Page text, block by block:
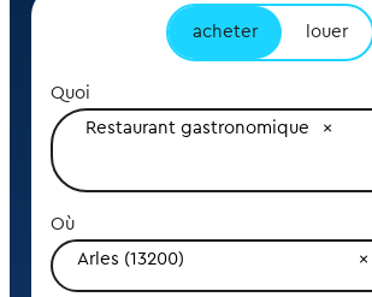
acheter louer
Quoi
Restaurant gastronomique
Où
Arles (13200)